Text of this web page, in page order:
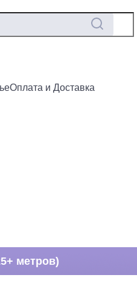
Оплата и Доставка
метров)